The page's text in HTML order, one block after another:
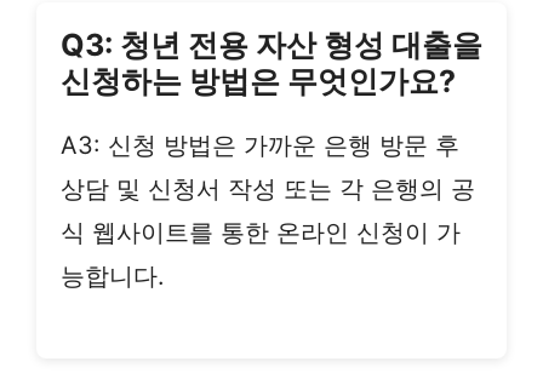
Q3: 청년 전용 자산 형성 대출을
신청하는 방법은 무엇인가요?
A3: 신청 방법은 가까운 은행 방문 후
상담 및 신청서 작성 또는 각 은행의 공
식 웹사이트를 통한 온라인 신청이 가
능합니다.